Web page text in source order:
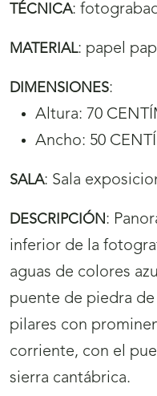
TÉCNICA:
MATERIAL: papel
DIMENSIONES:
Altura: 70
Ancho: 50
SALA: Sala
DESCRIPCIÓN:
inferior de la
aguas de colores
puente de piedra
pilares con
corriente, con el
sierra cantábrica.